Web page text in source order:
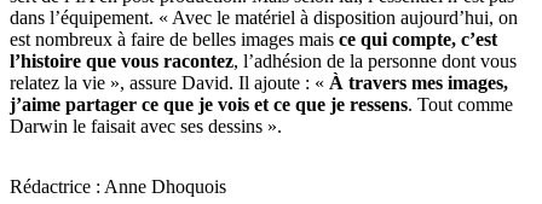
dans l’équipement. « Avec le matériel à disposition aujourd’hui, on
est nombreux à faire de belles images mais ce qui compte, c’est
l’histoire que vous racontez, l’adhésion de la personne dont vous
relatez la vie », assure David. Il ajoute : « À travers mes images,
j’aime partager ce que je vois et ce que je ressens. Tout comme
Darwin le faisait avec ses dessins ».
Rédactrice : Anne Dhoquois